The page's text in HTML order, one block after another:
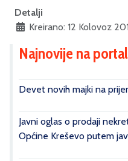
Detalji
Kreirano: 12 Kolovoz
Najnovije na
Devet novih majki na
Javni oglas o prodaji
Općine Kreševo putem